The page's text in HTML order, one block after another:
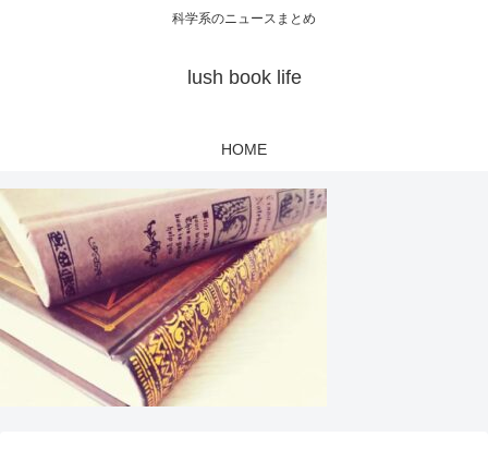
科学系のニュースまとめ
lush book life
HOME